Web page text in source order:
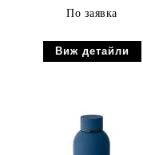
По заявка
Виж детайли